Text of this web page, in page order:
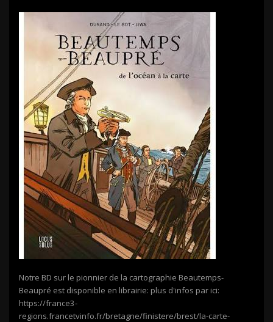
Notre BD sur le pionnier de la cartographie Beautemps-
Beaupré est disponible en librairie: plus d'infos par ici:
https://france3-
regions.francetvinfo.fr/bretagne/finistere/brest/la-carte-